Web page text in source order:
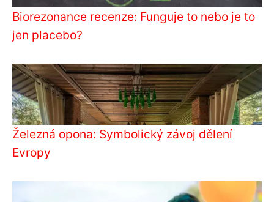
Biorezonance recenze: Funguje to nebo je to
jen placebo?
Železná opona: Symbolický závoj dělení
Evropy